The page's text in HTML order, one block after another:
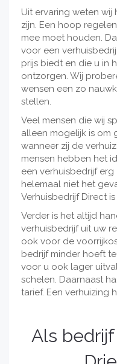
Uit ervaring weten wij
zijn. Een hoop
mee moet houden.
voor een
prijs biedt en die u in
ontzorgen. Wij
wensen een zo
stellen.
Veel mensen die wij
alleen mogelijk is om
wanneer zij de
mensen hebben het
een verhuisbedrijf
helemaal niet het
Verhuisbedrijf Direct
Verder is het altijd
verhuisbedrijf uit uw
ook voor de
bedrijf minder hoeft
voor u ook lager
schelen. Daarnaast
tarief. Een verhuizing
Als